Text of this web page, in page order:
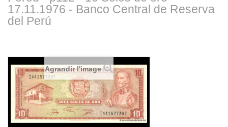
17.11.1976 - Banco Central de Reserva
del Perú
Agrandir l'image